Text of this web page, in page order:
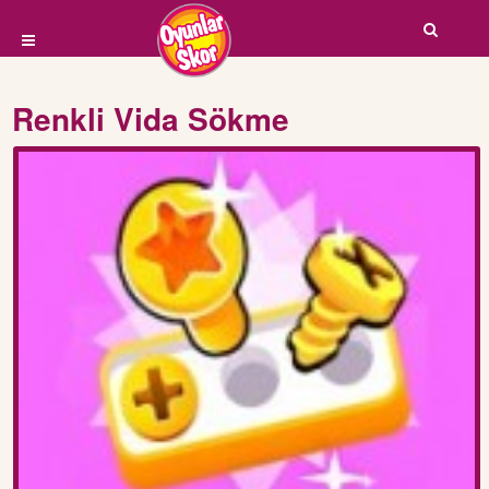
Renkli Vida Sökme